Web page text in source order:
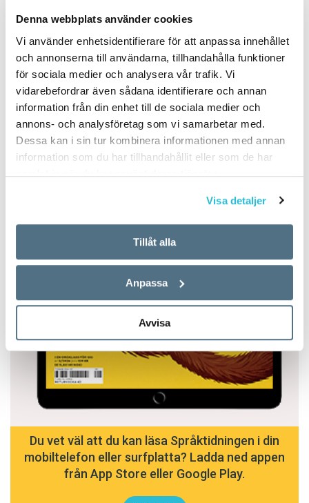
Denna webbplats använder cookies
Vi använder enhetsidentifierare för att anpassa innehållet
och annonserna till användarna, tillhandahålla funktioner
för sociala medier och analysera vår trafik. Vi
vidarebefordrar även sådana identifierare och annan
information från din enhet till de sociala medier och
annons- och analysföretag som vi samarbetar med.
Dessa kan i sin tur kombinera informationen med annan
information som du har tillhandahållit eller som de har
samlat in när du har använt deras tjänster.
Visa detaljer
Tillåt alla
Anpassa
Avvisa
Du vet väl att du kan läsa Språktidningen i din
mobiltelefon eller surfplatta? Ladda ned appen
från App Store eller Google Play.